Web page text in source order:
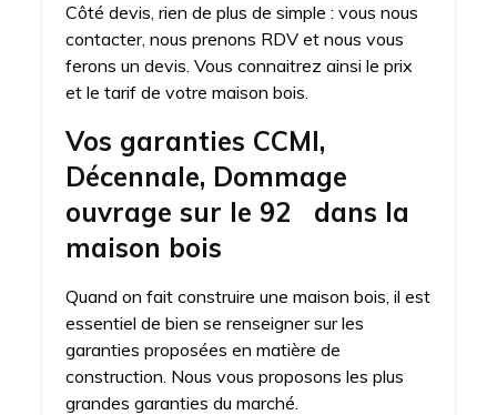
Côté devis, rien de plus de simple : vous nous
contacter, nous prenons RDV et nous vous
ferons un devis. Vous connaitrez ainsi le prix
et le tarif de votre maison bois.
Vos garanties CCMI,
Décennale, Dommage
ouvrage sur le 92 dans la
maison bois
Quand on fait construire une maison bois, il est
essentiel de bien se renseigner sur les
garanties proposées en matière de
construction. Nous vous proposons les plus
grandes garanties du marché.